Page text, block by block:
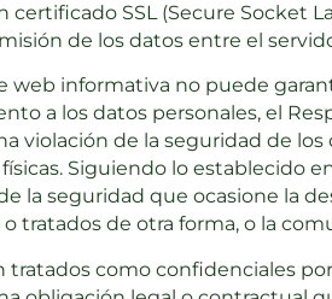
certificado SSL (Secure Socket
de los datos entre el
web informativa no puede
a los datos personales, el
violación de la seguridad de
Siguiendo lo establecido
la seguridad que ocasione la
tratados de otra forma, o la
tratados como confidenciales